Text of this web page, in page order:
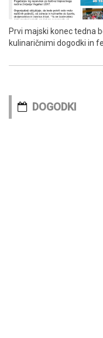
Prvi majski konec tedna
kulinaričnimi dogodki in
DOGODKI